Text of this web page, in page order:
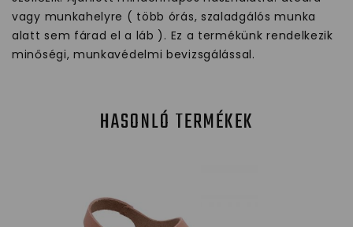
vagy munkahelyre ( több órás, szaladgálós munka
alatt sem fárad el a láb ). Ez a termékünk rendelkezik
minőségi, munkavédelmi bevizsgálással.
HASONLÓ TERMÉKEK